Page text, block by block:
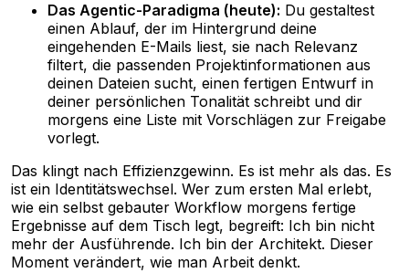
Das Agentic-Paradigma (heute): Du gestaltest
einen Ablauf, der im Hintergrund deine
eingehenden E-Mails liest, sie nach Relevanz
filtert, die passenden Projektinformationen aus
deinen Dateien sucht, einen fertigen Entwurf in
deiner persönlichen Tonalität schreibt und dir
morgens eine Liste mit Vorschlägen zur Freigabe
vorlegt.
Das klingt nach Effizienzgewinn. Es ist mehr als das. Es
ist ein Identitätswechsel. Wer zum ersten Mal erlebt,
wie ein selbst gebauter Workflow morgens fertige
Ergebnisse auf dem Tisch legt, begreift: Ich bin nicht
mehr der Ausführende. Ich bin der Architekt. Dieser
Moment verändert, wie man Arbeit denkt.